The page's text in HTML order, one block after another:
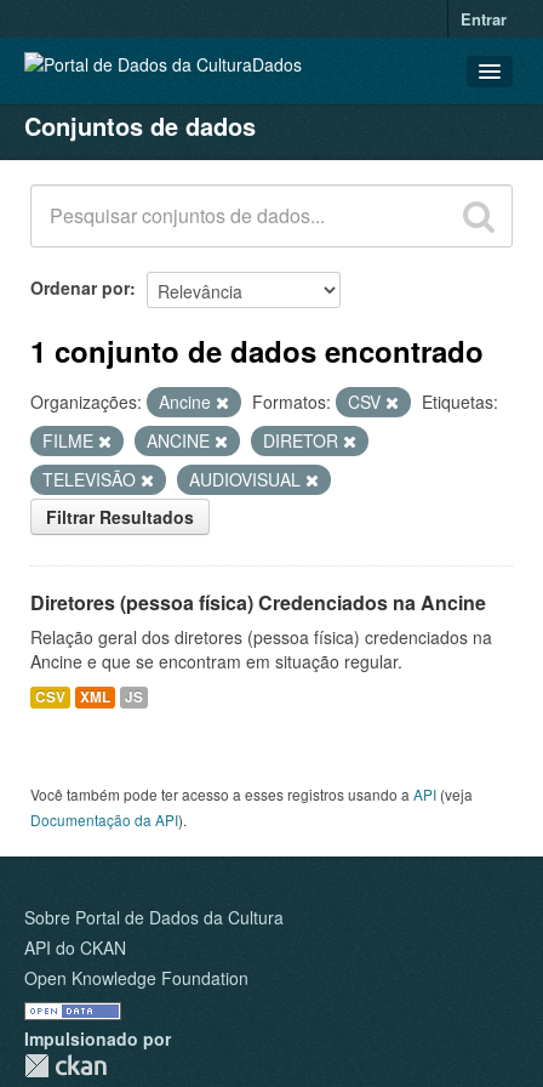
Entrar
CONJUNTOS DE DADOS
ORGANIZAÇÕES
GRUPOS
SOBRE
Conjuntos de dados
Ordenar por
1 conjunto de dados encontrado
Organizações: Ancine Formatos: CSV
Etiquetas:
FILME
ANCINE
DIRETOR
TELEVISÃO
AUDIOVISUAL
Filtrar Resultados
Diretores (pessoa física) Credenciados na Ancine
Relação geral dos diretores (pessoa física) credenciados na
Ancine e que se encontram em situação regular.
CSV XML JS
Você também pode ter acesso a esses registros usando a API (veja
Documentação da API).
Sobre Portal de Dados da Cultura
API do CKAN
Open Knowledge Foundation
Impulsionado por